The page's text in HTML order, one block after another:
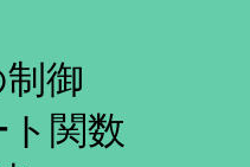
御
ト関数